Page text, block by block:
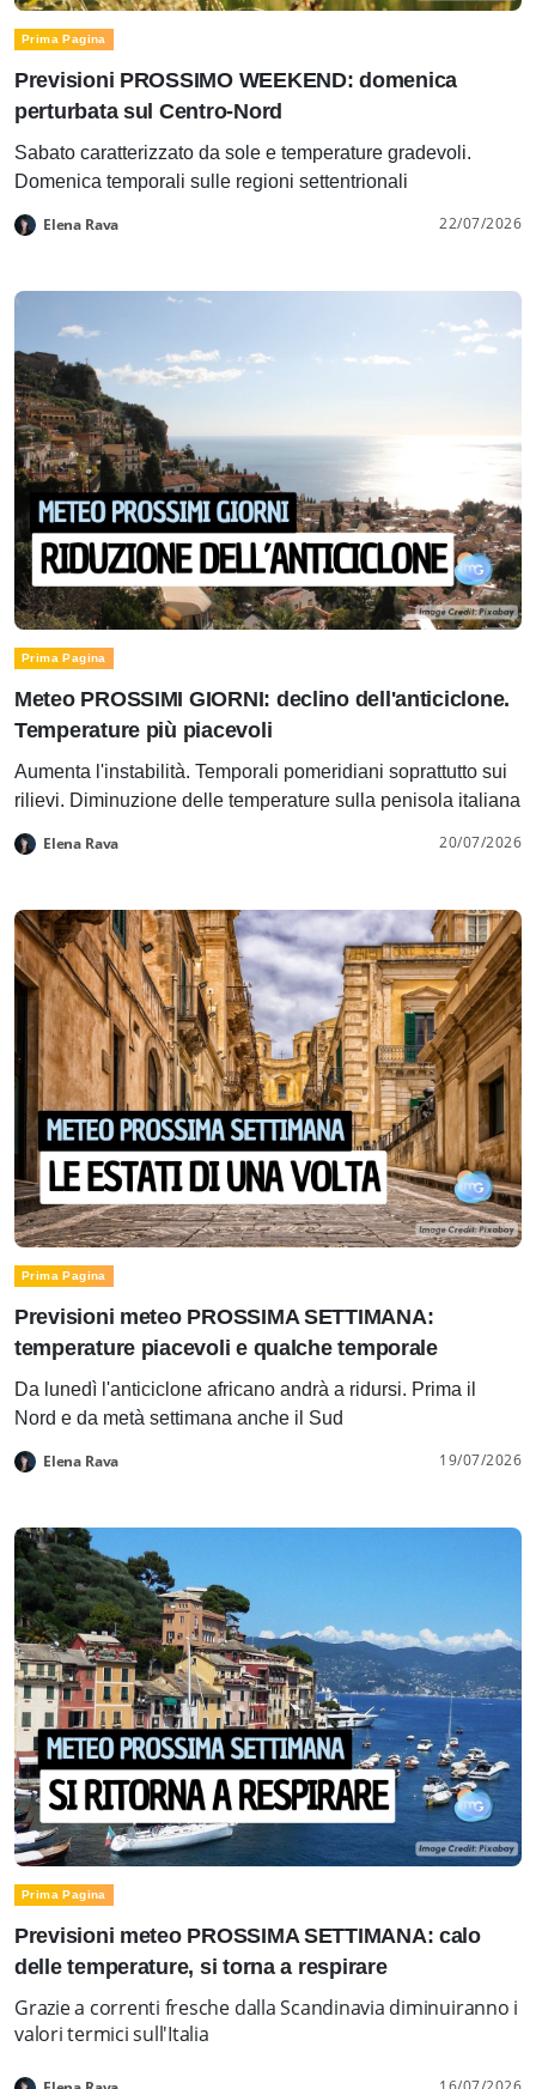
Prima Pagina
Previsioni PROSSIMO WEEKEND: domenica
perturbata sul Centro-Nord
Sabato caratterizzato da sole e temperature gradevoli.
Domenica temporali sulle regioni settentrionali
Elena Rava 22/07/2026
Prima Pagina
Meteo PROSSIMI GIORNI: declino dell'anticiclone.
Temperature più piacevoli
Aumenta l'instabilità. Temporali pomeridiani soprattutto sui
rilievi. Diminuzione delle temperature sulla penisola italiana
Elena Rava 20/07/2026
Prima Pagina
Previsioni meteo PROSSIMA SETTIMANA:
temperature piacevoli e qualche temporale
Da lunedì l'anticiclone africano andrà a ridursi. Prima il
Nord e da metà settimana anche il Sud
Elena Rava 19/07/2026
Prima Pagina
Previsioni meteo PROSSIMA SETTIMANA: calo
delle temperature, si torna a respirare
Grazie a correnti fresche dalla Scandinavia diminuiranno i
valori termici sull'Italia